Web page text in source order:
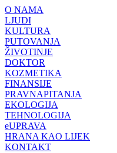
O NAMA
LJUDI
KULTURA
PUTOVANJA
ŽIVOTINJE
DOKTOR
KOZMETIKA
FINANSIJE
PRAVNAPITANJA
EKOLOGIJA
TEHNOLOGIJA
eUPRAVA
HRANA KAO LIJEK
KONTAKT